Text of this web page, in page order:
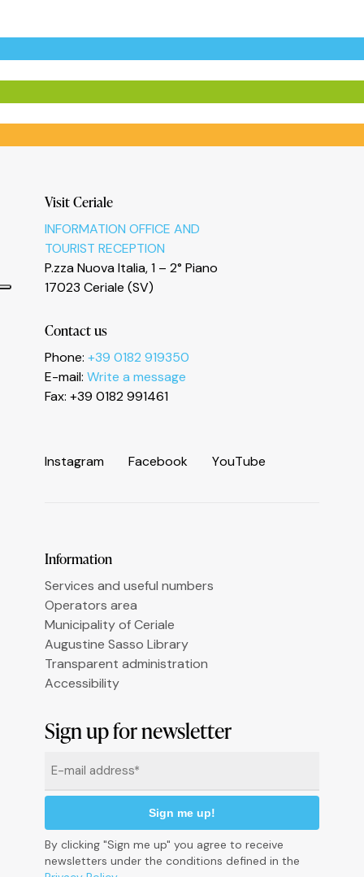
Visit Ceriale
INFORMATION OFFICE AND
TOURIST RECEPTION
P.zza Nuova Italia, 1 – 2° Piano
17023 Ceriale (SV)
Contact us
Phone: +39 0182 919350
E-mail: Write a message
Fax: +39 0182 991461
Instagram Facebook YouTube
Information
Services and useful numbers
Operators area
Municipality of Ceriale
Augustine Sasso Library
Transparent administration
Accessibility
Sign up for newsletter
By clicking "Sign me up" you agree to receive
newsletters under the conditions defined in the